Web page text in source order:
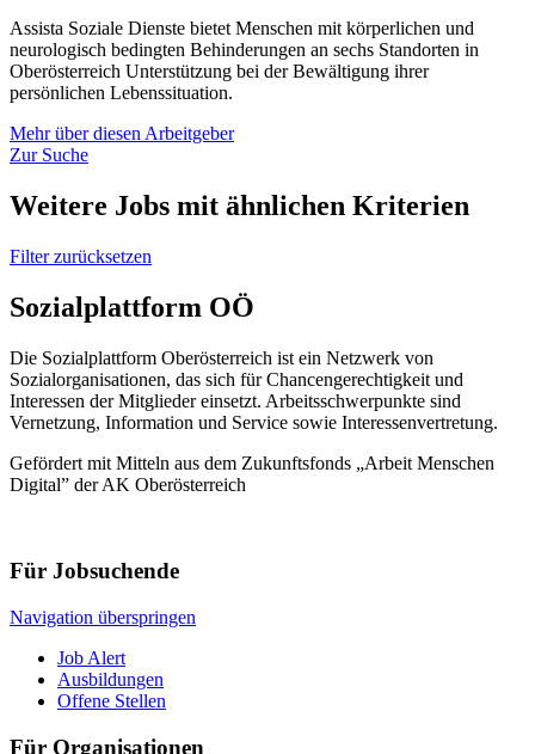
Assista Soziale Dienste bietet Menschen mit körperlichen und
neurologisch bedingten Behinderungen an sechs Standorten in
Oberösterreich Unterstützung bei der Bewältigung ihrer
persönlichen Lebenssituation.
Mehr über diesen Arbeitgeber
Zur Suche
Weitere Jobs mit ähnlichen Kriterien
Filter zurücksetzen
Sozialplattform OÖ
Die Sozialplattform Oberösterreich ist ein Netzwerk von
Sozialorganisationen, das sich für Chancengerechtigkeit und
Interessen der Mitglieder einsetzt. Arbeitsschwerpunkte sind
Vernetzung, Information und Service sowie Interessenvertretung.
Gefördert mit Mitteln aus dem Zukunftsfonds „Arbeit Menschen
Digital” der AK Oberösterreich
Für Jobsuchende
Navigation überspringen
Job Alert
Ausbildungen
Offene Stellen
Für Organisationen